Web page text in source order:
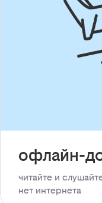
офлайн-
читайте и
нет интернета